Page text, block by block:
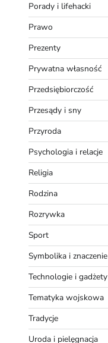
Porady i lifehacki
Prawo
Prezenty
Prywatna własność
Przedsiębiorczość
Przesądy i sny
Przyroda
Psychologia i relacje
Religia
Rodzina
Rozrywka
Sport
Symbolika i znaczenie
Technologie i gadżety
Tematyka wojskowa
Tradycje
Uroda i pielęgnacja